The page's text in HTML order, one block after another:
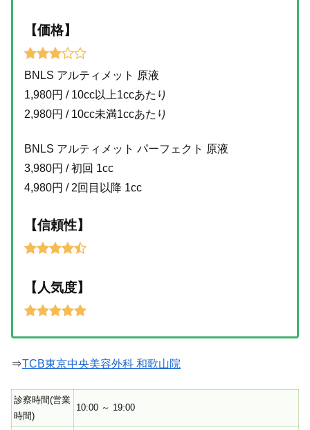
【価格】
BNLS アルティメット 原液
1,980円 / 10cc以上1ccあたり
2,980円 / 10cc未満1ccあたり
BNLS アルティメット パーフェクト 原液
3,980円 / 初回 1cc
4,980円 / 2回目以降 1cc
【信頼性】
【人気度】
⇒TCB東京中央美容外科 和歌山院
診察時間(営業
時間)
10:00 ～ 19:00